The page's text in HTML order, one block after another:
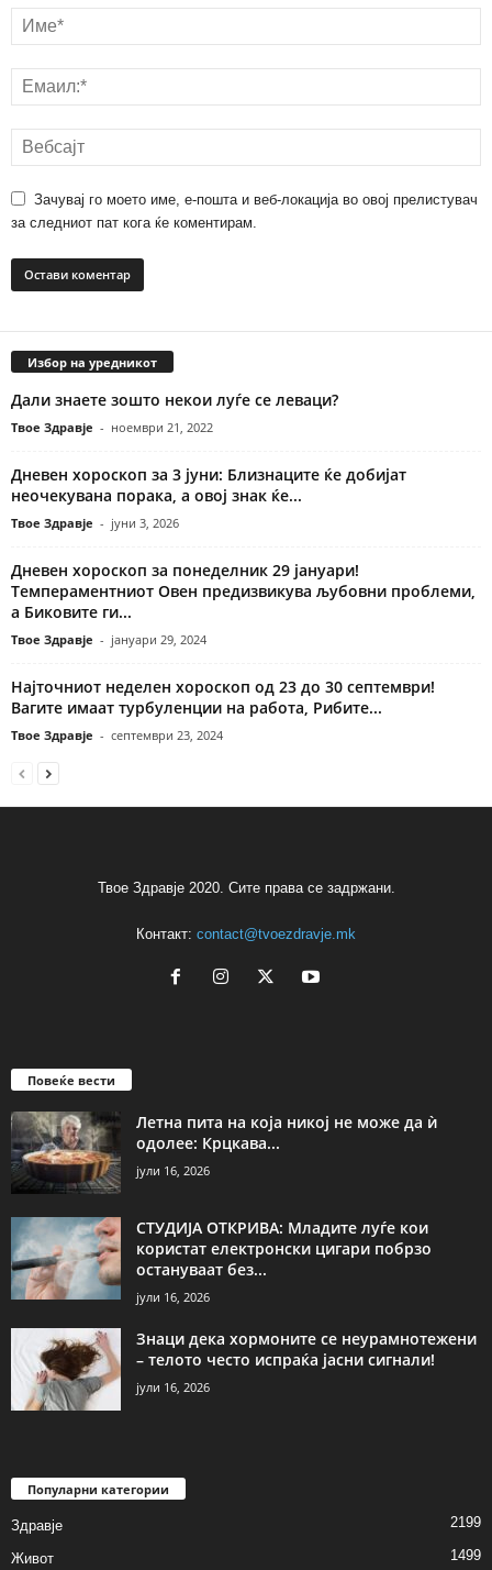
Зачувај го моето име, е-пошта и веб-локација во овој прелистувач
за следниот пат кога ќе коментирам.
Избор на уредникот
Дали знаете зошто некои луѓе се леваци?
Твое Здравје - ноември 21, 2022
Дневен хороскоп за 3 јуни: Близнаците ќе добијат
неочекувана порака, а овој знак ќе...
Твое Здравје - јуни 3, 2026
Дневен хороскоп за понеделник 29 јануари!
Темпераментниот Овен предизвикува љубовни проблеми,
а Биковите ги...
Твое Здравје - јануари 29, 2024
Најточниот неделен хороскоп од 23 до 30 септември!
Вагите имаат турбуленции на работа, Рибите...
Твое Здравје - септември 23, 2024
Твое Здравје 2020. Сите права се задржани.
Контакт: contact@tvoezdravje.mk
Повеќе вести
Летна пита на која никој не може да ѝ
одолее: Крцкава...
јули 16, 2026
СТУДИЈА ОТКРИВА: Младите луѓе кои
користат електронски цигари побрзо
остануваат без...
јули 16, 2026
Знаци дека хормоните се неурамнотежени
– телото често испраќа јасни сигнали!
јули 16, 2026
Популарни категории
Здравје 2199
Живот 1499